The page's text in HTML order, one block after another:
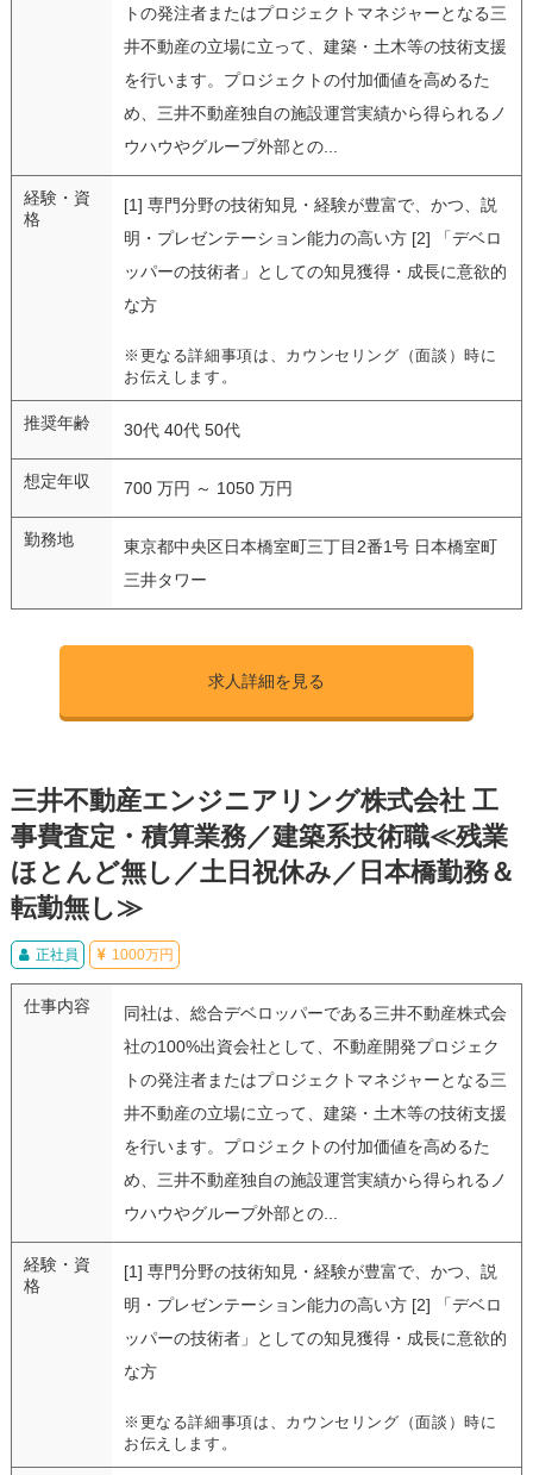
トの発注者またはプロジェクトマネジャーとなる三
井不動産の立場に立って、建築・土木等の技術支援
を行います。プロジェクトの付加価値を高めるた
め、三井不動産独自の施設運営実績から得られるノ
ウハウやグループ外部との...
経験・資
格
[1] 専門分野の技術知見・経験が豊富で、かつ、説
明・プレゼンテーション能力の高い方 [2] 「デベロ
ッパーの技術者」としての知見獲得・成長に意欲的
な方
※更なる詳細事項は、カウンセリング（面談）時に
お伝えします。
推奨年齢 30代 40代 50代
想定年収 700 万円 ～ 1050 万円
勤務地
東京都中央区日本橋室町三丁目2番1号 日本橋室町
三井タワー
求人詳細を見る
三井不動産エンジニアリング株式会社 工
事費査定・積算業務／建築系技術職≪残業
ほとんど無し／土日祝休み／日本橋勤務＆
転勤無し≫
正社員 1000万円
仕事内容
同社は、総合デベロッパーである三井不動産株式会
社の100%出資会社として、不動産開発プロジェク
トの発注者またはプロジェクトマネジャーとなる三
井不動産の立場に立って、建築・土木等の技術支援
を行います。プロジェクトの付加価値を高めるた
め、三井不動産独自の施設運営実績から得られるノ
ウハウやグループ外部との...
経験・資
格
[1] 専門分野の技術知見・経験が豊富で、かつ、説
明・プレゼンテーション能力の高い方 [2] 「デベロ
ッパーの技術者」としての知見獲得・成長に意欲的
な方
※更なる詳細事項は、カウンセリング（面談）時に
お伝えします。